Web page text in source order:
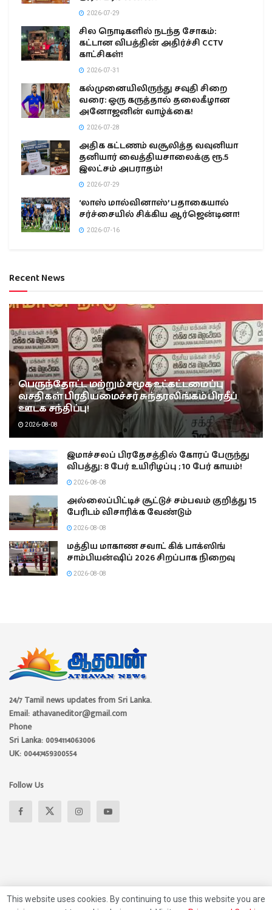
2026-07-29
சில நொடிகளில் நடந்த சோகம்:
கட்டான விபத்தின் அதிர்ச்சி CCTV
காட்சிகள்!
2026-07-31
கல்முனையிலிருந்து சவுதி சிறை
வரை: ஒரு கருத்தால் தலைகீழான
அனோஜனின் வாழ்க்கை!
2026-07-28
அதிக கட்டணம் வசூலித்த வவுனியா
தனியார் வைத்தியசாலைக்கு ரூ.5
இலட்சம் அபராதம்!
2026-07-29
‘லாஸ் மால்வினாஸ்’ பதாகையால்
சர்ச்சையில் சிக்கிய ஆர்ஜென்டினா!
2026-07-16
Recent News
பெருந்தோட்ட மற்றும் சமூக உட்கட்டமைப்பு
வசதிகள் பிரதியமைச்சர் சுந்தரலிங்கம் பிரதீப்
ஊடக சந்திப்பு!
2026-08-08
இமாச்சலப் பிரதேசத்தில் கோரப் பேருந்து
விபத்து: 8 பேர் உயிரிழப்பு ; 10 பேர் காயம்!
2026-08-08
அல்லைப்பிட்டிச் சூட்டுச் சம்பவம் குறித்து 15
பேரிடம் விசாரிக்க வேண்டும்
2026-08-08
மத்திய மாகாண சவாட் கிக் பாக்ஸிங்
சாம்பியன்ஷிப் 2026 சிறப்பாக நிறைவு
2026-08-08
24/7 Tamil news updates from Sri Lanka.
Email: athavaneditor@gmail.com
Phone
Sri Lanka: 0094114063006
UK: 00447459300554
Follow Us
This website uses cookies. By continuing to use this website you are